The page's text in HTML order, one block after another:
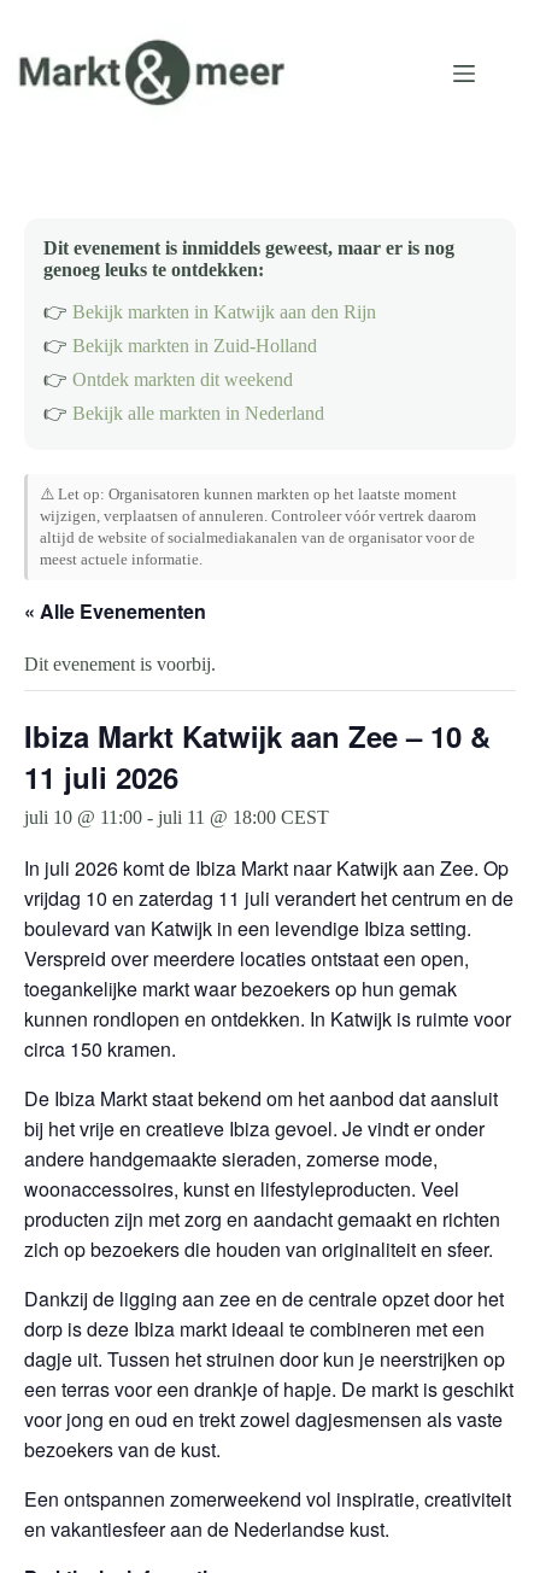
inhoud
Dit evenement is inmiddels geweest, maar er is nog
genoeg leuks te ontdekken:
👉 Bekijk markten in Katwijk aan den Rijn
👉 Bekijk markten in Zuid-Holland
👉 Ontdek markten dit weekend
👉 Bekijk alle markten in Nederland
⚠️ Let op: Organisatoren kunnen markten op het laatste moment
wijzigen, verplaatsen of annuleren. Controleer vóór vertrek daarom
altijd de website of socialmediakanalen van de organisator voor de
meest actuele informatie.
« Alle Evenementen
Dit evenement is voorbij.
Ibiza Markt Katwijk aan Zee – 10 &
11 juli 2026
juli 10 @ 11:00 - juli 11 @ 18:00 CEST
In juli 2026 komt de Ibiza Markt naar Katwijk aan Zee. Op
vrijdag 10 en zaterdag 11 juli verandert het centrum en de
boulevard van Katwijk in een levendige Ibiza setting.
Verspreid over meerdere locaties ontstaat een open,
toegankelijke markt waar bezoekers op hun gemak
kunnen rondlopen en ontdekken. In Katwijk is ruimte voor
circa 150 kramen.
De Ibiza Markt staat bekend om het aanbod dat aansluit
bij het vrije en creatieve Ibiza gevoel. Je vindt er onder
andere handgemaakte sieraden, zomerse mode,
woonaccessoires, kunst en lifestyleproducten. Veel
producten zijn met zorg en aandacht gemaakt en richten
zich op bezoekers die houden van originaliteit en sfeer.
Dankzij de ligging aan zee en de centrale opzet door het
dorp is deze Ibiza markt ideaal te combineren met een
dagje uit. Tussen het struinen door kun je neerstrijken op
een terras voor een drankje of hapje. De markt is geschikt
voor jong en oud en trekt zowel dagjesmensen als vaste
bezoekers van de kust.
Een ontspannen zomerweekend vol inspiratie, creativiteit
en vakantiesfeer aan de Nederlandse kust.